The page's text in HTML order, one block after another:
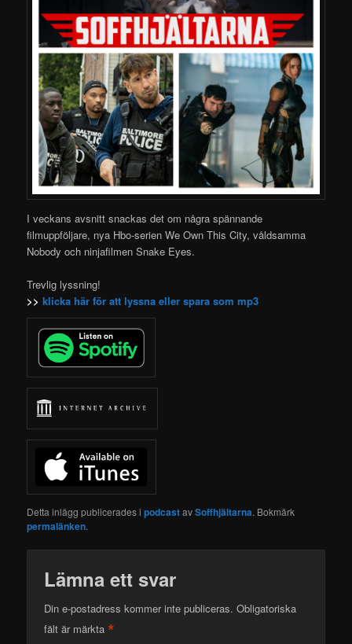
I veckans avsnitt snackas det om några spännande
filmuppföljare, nya Hbo-serien We Own This City, våldsamma
Nobody och ninjafilmen Snake Eyes.
Trevlig lyssning!
>>klicka här för att lyssna eller spara som mp3
Detta inlägg publicerades ipodcastavSoffhjältarna. Bokmärk
permalänken.
Lämna ett svar
Din e-postadress kommer inte publiceras. Obligatoriska
fält är märkta*